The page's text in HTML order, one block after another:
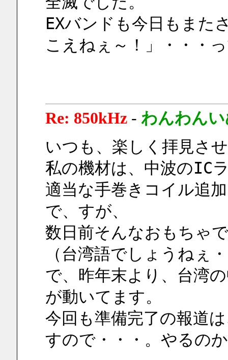
EXバンドも今日もまた
こえねぇ～！」・・・
Re: 850kHz- わんわん
いつも、楽しく拝見さ
私の機材は、中波のIC
適当な手巻きコイル追
で、すが、
数日前そんなおもちゃ
（台湾語でしょうねぇ
で、昨年末より、台湾
が動いてます。
今回も準備完了の報道
すので・・・。やるの